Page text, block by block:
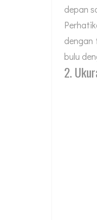
depan
dengan
bulu
2.